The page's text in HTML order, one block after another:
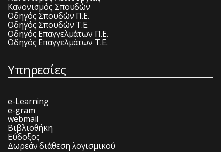
Κανονισμός Σπουδών
Οδηγός Σπουδών Π.Ε.
Οδηγός Σπουδών Τ.Ε.
Οδηγός Επαγγελμάτων Π.Ε.
Οδηγός Επαγγελμάτων Τ.Ε.
Υπηρεσίες
e-Learning
e-gram
webmail
Βιβλιοθήκη
Εύδοξος
Δωρεάν διάθεση λογισμικού